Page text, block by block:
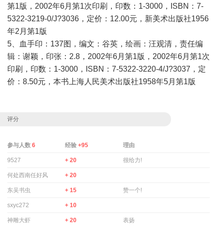
第1版，2002年6月第1次印刷，印数：1-3000，ISBN：7-
5322-3219-0/J?3036，定价：12.00元，新美术出版社1956
年2月第1版
5、血手印：137图，编文：谷英，绘画：汪观清，责任编
辑：谢颖，印张：2.8，2002年6月第1版，2002年6月第1次
印刷，印数：1-3000，ISBN：7-5322-3220-4/J?3037，定
价：8.50元，本书上海人民美术出版社1958年5月第1版
评分
参与人数 6 经验+95 理由
9527 + 20 很给力!
何处西南任好风 + 20
东吴书虫 + 15 赞一个!
sxyc272 + 10
神雕大虾 + 20 表扬